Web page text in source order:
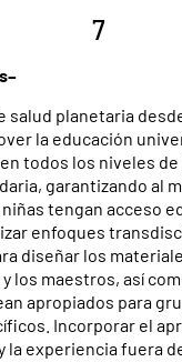
7
salud planetaria
la educación
todos los niveles
garantizando al
tengan acceso
enfoques
diseñar los
los maestros, así
apropiados para
Incorporar el
la experiencia fuera